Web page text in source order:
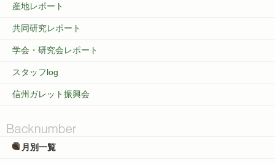
産地レポート
共同研究レポート
学会・研究会レポート
スタッフlog
信州ガレット振興会
月別一覧